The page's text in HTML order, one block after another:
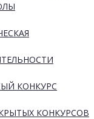
КОНКУРС
КОНКУРСОВ